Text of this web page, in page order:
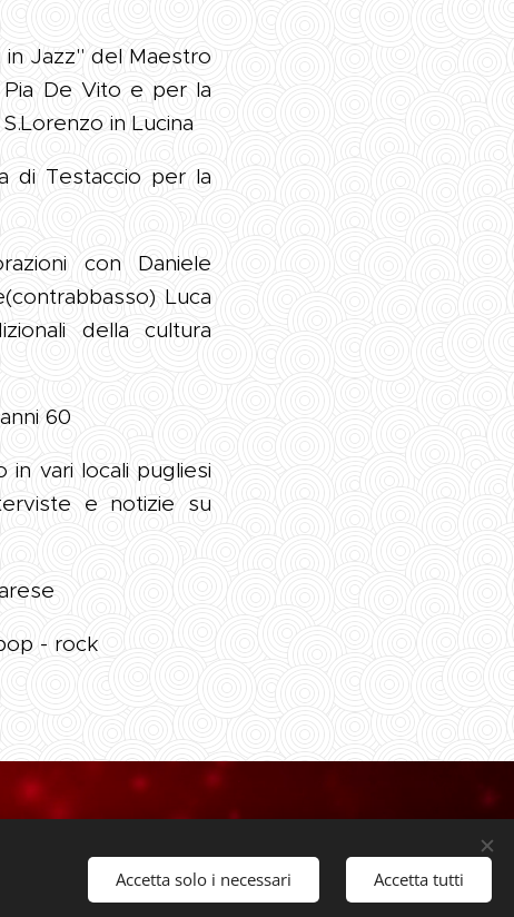
in Jazz" del Maestro
Pia De Vito e per la
in Lucina
di Testaccio per la
con Daniele
Luca
della cultura
60
vari locali pugliesi
e notizie su
- rock
PG
Accetta solo i necessari Accetta tutti